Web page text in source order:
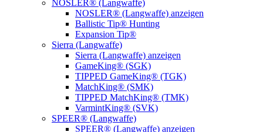
NOSLER® (Langwaffe)
NOSLER® (Langwaffe) anzeigen
Ballistic Tip® Hunting
Expansion Tip®
Sierra (Langwaffe)
Sierra (Langwaffe) anzeigen
GameKing® (SGK)
TIPPED GameKing® (TGK)
MatchKing® (SMK)
TIPPED MatchKing® (TMK)
VarmintKing® (SVK)
SPEER® (Langwaffe)
SPEER® (Langwaffe) anzeigen